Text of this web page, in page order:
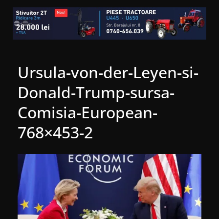
Ursula-von-der-Leyen-si-
Donald-Trump-sursa-
Comisia-European-
768×453-2